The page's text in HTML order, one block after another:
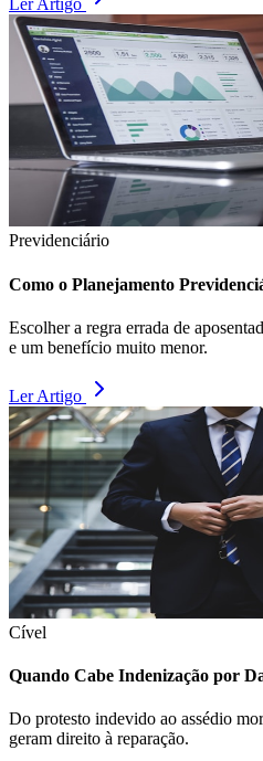
Ler Artigo
Previdenciário
Como o Planejamento
Escolher a regra errada de
e um benefício muito menor.
Ler Artigo
Cível
Quando Cabe Indenização por
Do protesto indevido ao assédio
geram direito à reparação.